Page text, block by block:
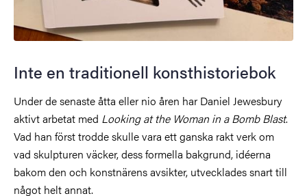
Inte en traditionell konsthistoriebok
Under de senaste åtta eller nio åren har Daniel Jewesbury
aktivt arbetat med Looking at the Woman in a Bomb Blast.
Vad han först trodde skulle vara ett ganska rakt verk om
vad skulpturen väcker, dess formella bakgrund, idéerna
bakom den och konstnärens avsikter, utvecklades snart till
något helt annat.